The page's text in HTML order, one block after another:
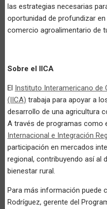
las estrategias necesarias
oportunidad de profundizar
comercio agroalimentario de
Sobre el IICA
El
Instituto Interamericano de
(IICA) trabaja para apoyar a
desarrollo de una agricultura
A través de programas como
Internacional e Integración
participación en mercados
regional, contribuyendo así al
bienestar rural.
Para más información puede
Rodríguez, gerente del